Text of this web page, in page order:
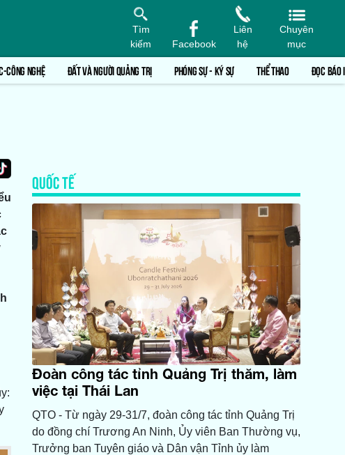
Tìm
kiếm
Facebook
Liên
hệ
Chuyên
mục
CÔNG NGHỆ ĐẤT VÀ NGƯỜI QUẢNG TRỊ PHÓNG SỰ - KÝ SỰ THỂ THAO ĐỌC BÁO
QUỐC TẾ
Đoàn công tác tỉnh Quảng Trị thăm, làm
việc tại Thái Lan
QTO - Từ ngày 29-31/7, đoàn công tác tỉnh Quảng Trị
do đồng chí Trương An Ninh, Ủy viên Ban Thường vụ,
Trưởng ban Tuyên giáo và Dân vận Tỉnh ủy làm